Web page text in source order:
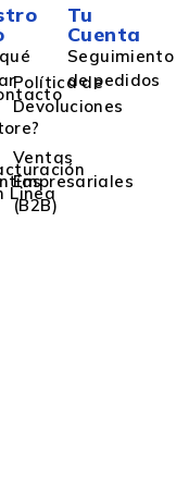
Política de
Devoluciones
Linea
Ventas
Empresariales
(B2B)
Tu
Cuenta
Seguimiento
de pedidos